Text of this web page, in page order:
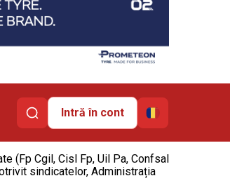
Intră în cont
(Fp Cgil, Cisl Fp, Uil Pa, Confsal
sindicatelor, Administrația